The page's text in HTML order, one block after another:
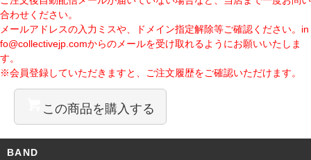
合わせください。
メールアドレスの入力ミスや、ドメイン指定解除等ご確認ください。 in
fo@collectivejp.comからのメールを受け取れるようにお願いいたしま
す。
※会員登録していただきますと、ご注文履歴をご確認いただけます。
この商品を購入する
BAND